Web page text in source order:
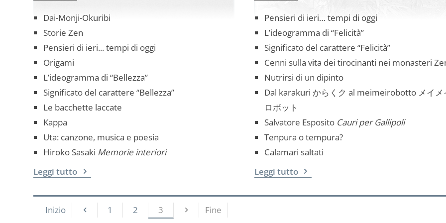
Dai-Monji-Okuribi
Storie Zen
Pensieri di ieri... tempi di oggi
Origami
L’ideogramma di “Bellezza”
Significato del carattere “Bellezza”
Le bacchette laccate
Kappa
Uta: canzone, musica e poesia
Hiroko Sasaki Memorie interiori
Leggi tutto
Pensieri di ieri… tempi di oggi
L’ideogramma di “Felicità”
Significato del carattere “Felicità”
Cenni sulla vita dei tirocinanti nei monasteri
Nutrirsi di un dipinto
Dal karakuri からくク al meimeirobotto メイメ
ロボット
Salvatore Esposito Cauri per Gallipoli
Tenpura o tempura?
Calamari saltati
Leggi tutto
Inizio 1 2 3 Fine